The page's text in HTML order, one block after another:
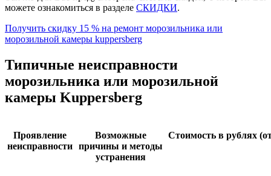
можете ознакомиться в разделе СКИДКИ.
Получить скидку 15 % на ремонт морозильника или
морозильной камеры kuppersberg
Типичные неисправности
морозильника или морозильной
камеры Kuppersberg
Проявление
неисправности
Возможные
причины и методы
устранения
Стоимость в рублях